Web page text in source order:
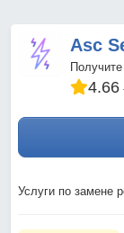
Asc
4.66
Услуги по замене